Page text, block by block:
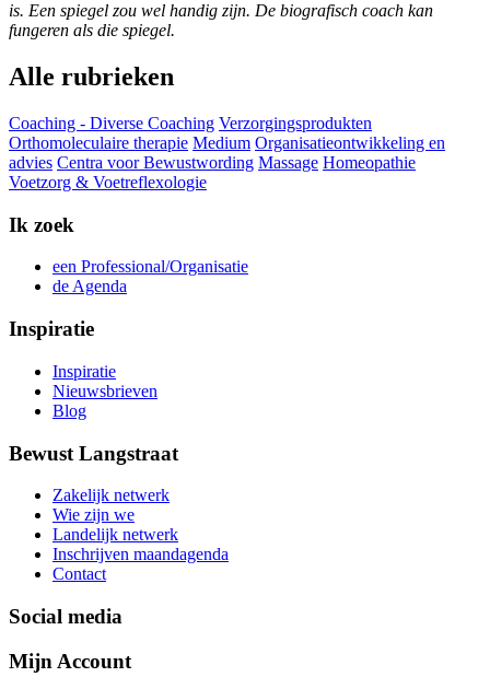
is. Een spiegel zou wel handig zijn. De biografisch coach kan
fungeren als die spiegel.
Alle rubrieken
Coaching - Diverse Coaching Verzorgingsprodukten
Orthomoleculaire therapie Medium Organisatieontwikkeling en
advies Centra voor Bewustwording Massage Homeopathie
Voetzorg & Voetreflexologie
Ik zoek
een Professional/Organisatie
de Agenda
Inspiratie
Inspiratie
Nieuwsbrieven
Blog
Bewust Langstraat
Zakelijk netwerk
Wie zijn we
Landelijk netwerk
Inschrijven maandagenda
Contact
Social media
Mijn Account